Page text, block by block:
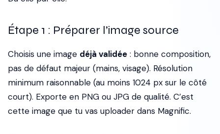
Étape 1 : Préparer l’image source
Choisis une image déjà validée : bonne composition,
pas de défaut majeur (mains, visage). Résolution
minimum raisonnable (au moins 1024 px sur le côté
court). Exporte en PNG ou JPG de qualité. C’est
cette image que tu vas uploader dans Magnific.